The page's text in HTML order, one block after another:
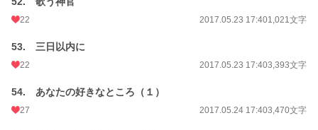
22 2017.05.23 17:401,021文字
53. 三日以内に
22 2017.05.23 17:403,393文字
54. あなたの好きなところ（１）
27 2017.05.24 17:403,470文字